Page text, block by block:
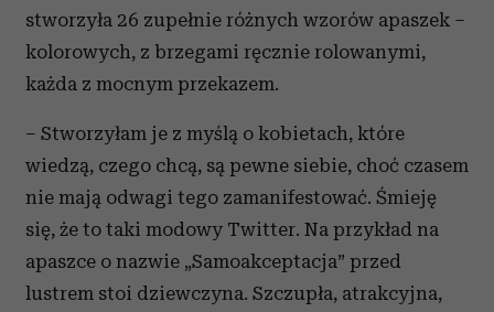
stworzyła 26 zupełnie różnych wzorów apaszek –
kolorowych, z brzegami ręcznie rolowanymi,
każda z mocnym przekazem.
– Stworzyłam je z myślą o kobietach, które
wiedzą, czego chcą, są pewne siebie, choć czasem
nie mają odwagi tego zamanifestować. Śmieję
się, że to taki modowy Twitter. Na przykład na
apaszce o nazwie „Samoakceptacja” przed
lustrem stoi dziewczyna. Szczupła, atrakcyjna,